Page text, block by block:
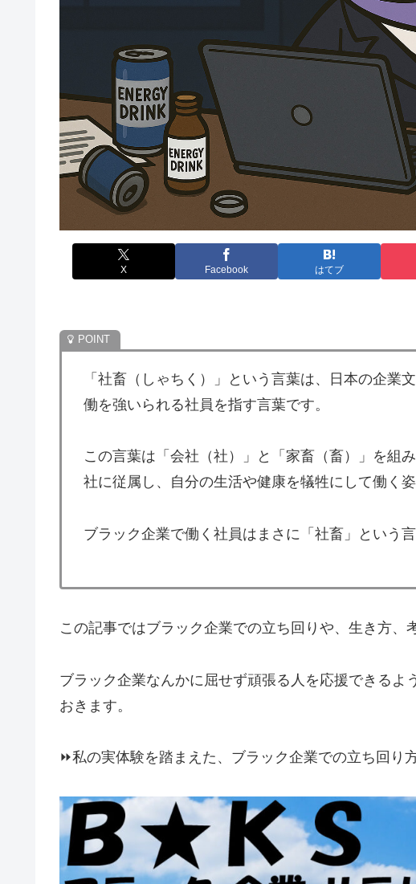
X Facebook はてブ
「社畜（しゃちく）」という言葉は、日本の企業
働を強いられる社員を指す言葉です。
この言葉は「会社（社）」と「家畜（畜）」を組
社に従属し、自分の生活や健康を犠牲にして働く姿
ブラック企業で働く社員はまさに「社畜」という
この記事ではブラック企業での立ち回りや、生き方、
ブラック企業なんかに屈せず頑張る人を応援できるよ
おきます。
⏩️私の実体験を踏まえた、ブラック企業での立ち回り